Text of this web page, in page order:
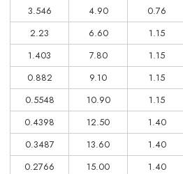
0.76
4.90
3.546
1.15
6.60
2.23
1.15
7.80
1.403
1.15
9.10
0.882
1.15
10.90
0.5548
1.40
12.50
0.4398
1.40
13.60
0.3487
1.40
15.00
0.2766